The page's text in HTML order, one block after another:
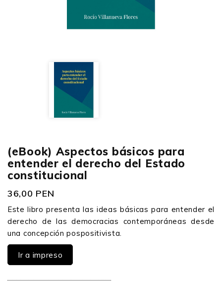
(eBook) Aspectos básicos para
entender el derecho del Estado
constitucional
36,00 PEN
Este libro presenta las ideas básicas para entender el
derecho de las democracias contemporáneas desde
una concepción pospositivista.
Ir a impreso